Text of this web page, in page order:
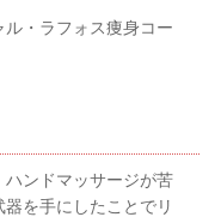
・ラフォス痩身コー
ンドマッサージが苦
を手にしたことでリ